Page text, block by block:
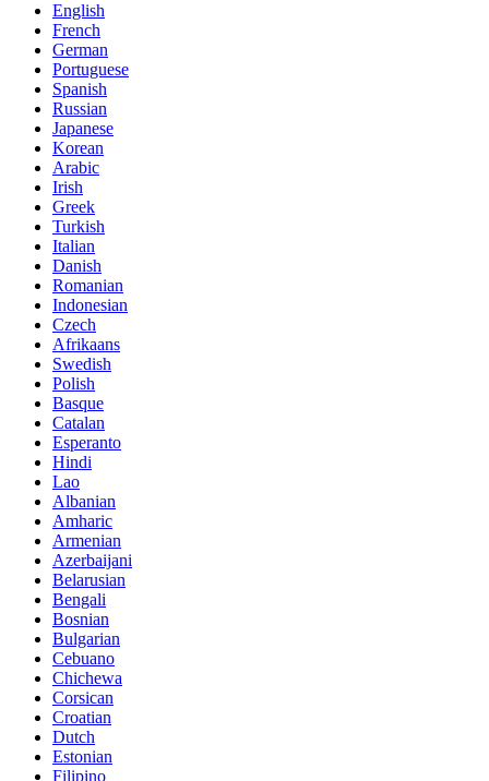
English
French
German
Portuguese
Spanish
Russian
Japanese
Korean
Arabic
Irish
Greek
Turkish
Italian
Danish
Romanian
Indonesian
Czech
Afrikaans
Swedish
Polish
Basque
Catalan
Esperanto
Hindi
Lao
Albanian
Amharic
Armenian
Azerbaijani
Belarusian
Bengali
Bosnian
Bulgarian
Cebuano
Chichewa
Corsican
Croatian
Dutch
Estonian
Filipino